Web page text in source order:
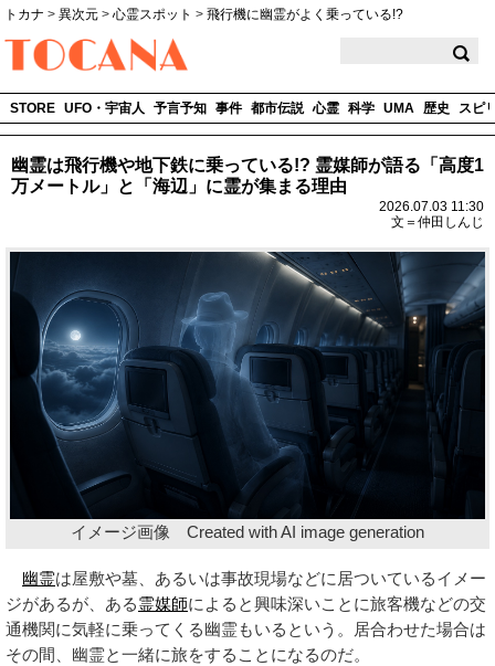
トカナ > 異次元 > 心霊スポット > 飛行機に幽霊がよく乗っている!?
STORE UFO・宇宙人 予言予知 事件 都市伝説 心霊 科学 UMA 歴史 スピ
幽霊は飛行機や地下鉄に乗っている!? 霊媒師が語る「高度1
万メートル」と「海辺」に霊が集まる理由
2026.07.03 11:30
文＝仲田しんじ
イメージ画像 Created with AI image generation
幽霊は屋敷や墓、あるいは事故現場などに居ついているイメー
ジがあるが、ある霊媒師によると興味深いことに旅客機などの交
通機関に気軽に乗ってくる幽霊もいるという。居合わせた場合は
その間、幽霊と一緒に旅をすることになるのだ。